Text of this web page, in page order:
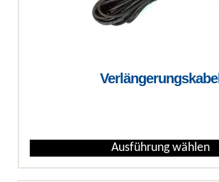
Verlängerungskabel
Ausführung wählen